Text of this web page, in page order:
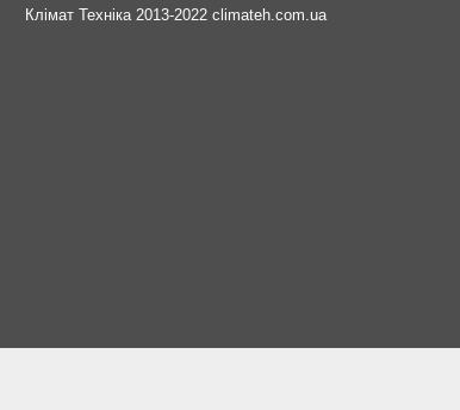
Клімат Техніка 2013-2022 climateh.com.ua